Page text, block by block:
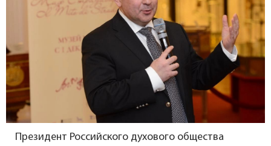
Президент Российского духового общества